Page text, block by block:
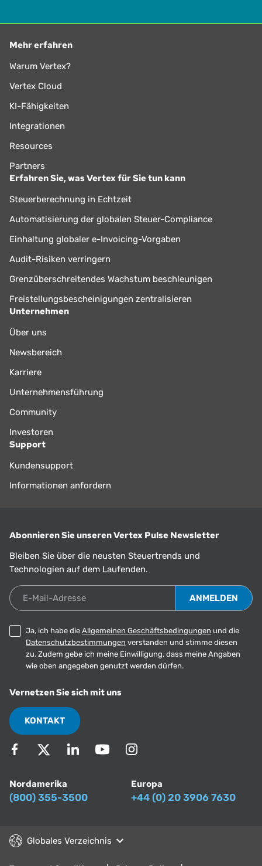
Mehr erfahren
Warum Vertex?
Vertex Cloud
KI-Fähigkeiten
Integrationen
Resources
Partners
Erfahren Sie, was Vertex für Sie tun kann
Steuerberechnung in Echtzeit
Automatisierung der globalen Steuer-Compliance
Einhaltung globaler e-Invoicing-Vorgaben
Audit-Risiken verringern
Grenzüberschreitendes Wachstum beschleunigen
Freistellungsbescheinigungen zentralisieren
Unternehmen
Über uns
Newsbereich
Karriere
Unternehmensführung
Community
Investoren
Support
Kundensupport
Informationen anfordern
Abonnieren Sie unseren Vertex Pulse Newsletter
Bleiben Sie über die neusten Steuertrends und
Technologien auf dem Laufenden.
E-Mail-Adresse
Ja, ich habe die Allgemeinen Geschäftsbedingungen und die
Datenschutzbestimmungen verstanden und stimme diesen
zu. Zudem gebe ich meine Einwilligung, dass meine Angaben
wie oben angegeben genutzt werden dürfen.
Vernetzen Sie sich mit uns
KONTAKT
Nordamerika
(800) 355-3500
Europa
+44 (0) 20 3906 7630
Globales Verzeichnis